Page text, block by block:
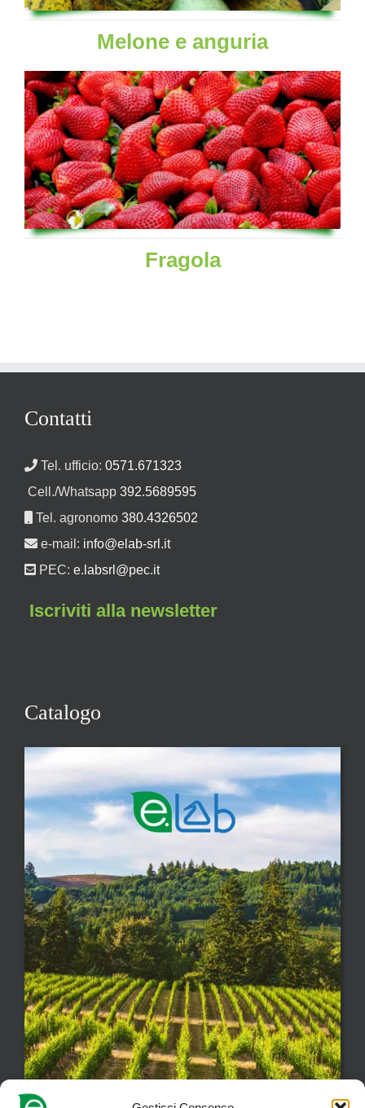
Melone e anguria
Fragola
Contatti
Tel. ufficio: 0571.671323
Cell./Whatsapp 392.5689595
Tel. agronomo 380.4326502
e-mail: info@elab-srl.it
PEC: e.labsrl@pec.it
Iscriviti alla newsletter
Catalogo